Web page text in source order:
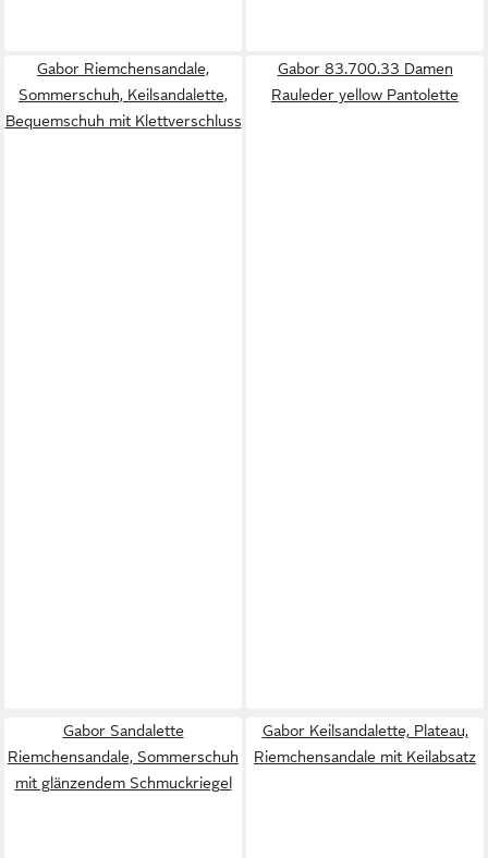
Gabor Riemchensandale,
Sommerschuh, Keilsandalette,
Bequemschuh mit Klettverschluss
Gabor 83.700.33 Damen
Rauleder yellow Pantolette
Gabor Sandalette
Riemchensandale, Sommerschuh
mit glänzendem Schmuckriegel
Gabor Keilsandalette, Plateau,
Riemchensandale mit Keilabsatz